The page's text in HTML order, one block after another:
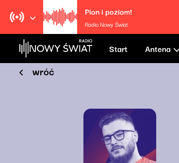
Pion i poziom!
Radio Nowy Świat
Start Antena
wróć